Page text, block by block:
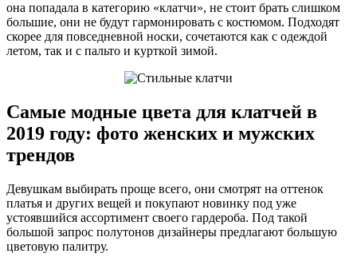
она попадала в категорию «клатчи», не стоит брать слишком
большие, они не будут гармонировать с костюмом. Подходят
скорее для повседневной носки, сочетаются как с одеждой
летом, так и с пальто и курткой зимой.
Самые модные цвета для клатчей в
2019 году: фото женских и мужских
трендов
Девушкам выбирать проще всего, они смотрят на оттенок
платья и других вещей и покупают новинку под уже
устоявшийся ассортимент своего гардероба. Под такой
большой запрос полутонов дизайнеры предлагают большую
цветовую палитру.